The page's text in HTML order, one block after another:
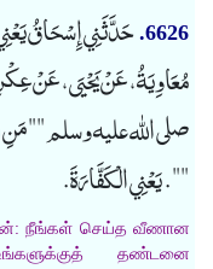
6626. حَدَّثَنِي إِسْحَاقُ
مُعَاوِيَةُ، عَنْ يَحْيَى، عَنْ
صلى الله عليه وسلم ""
"". يَعْنِي الْكَفَّارَةَ.
நீங்கள் செய்த வீணான
தண்டனை